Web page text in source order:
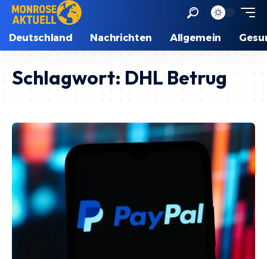
Deutschland Nachrichten Allgemein
Schlagwort: DHL Betrug